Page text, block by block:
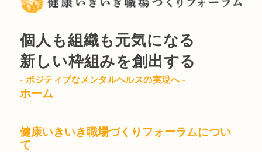
個人も組織も元気になる
新しい枠組みを創出する
- ポジティブなメンタルヘルスの実現へ -
ホーム
健康いきいき職場づくりフォーラムについ
て